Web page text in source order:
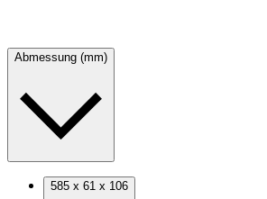
Abmessung (mm)
585 x 61 x 106